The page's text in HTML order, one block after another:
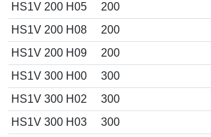
HS1V 200 H05
200
HS1V 200 H08
200
HS1V 200 H09
200
HS1V 300 H00
300
HS1V 300 H02
300
HS1V 300 H03
300